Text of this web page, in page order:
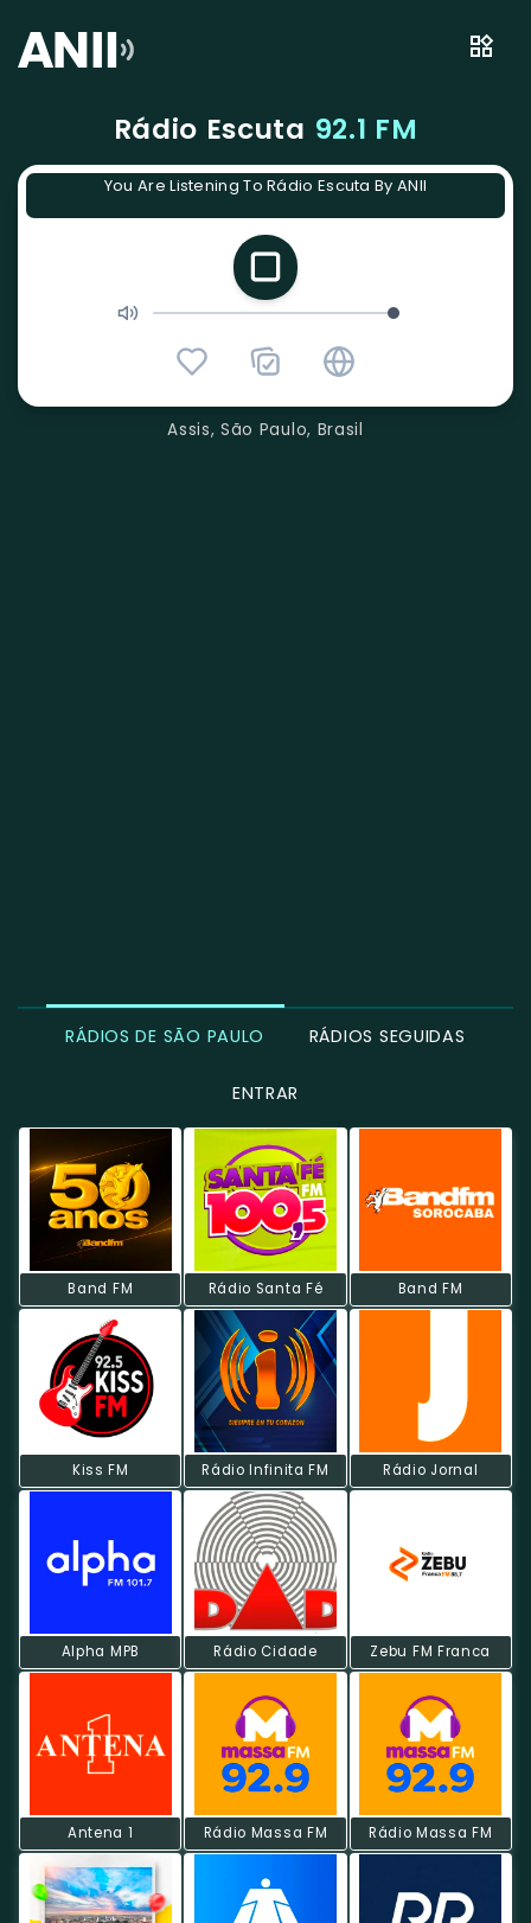
Rádio Escuta 92.1 FM
You Are Listening To Rádio Escuta By ANII
Assis, São Paulo, Brasil
RÁDIOS DE SÃO PAULO RÁDIOS SEGUIDAS
ENTRAR
Band FM Rádio Santa Fé Band FM
Kiss FM Rádio Infinita FM Rádio Jornal
Alpha MPB Rádio Cidade Zebu FM Franca
Antena 1 Rádio Massa FM Rádio Massa FM